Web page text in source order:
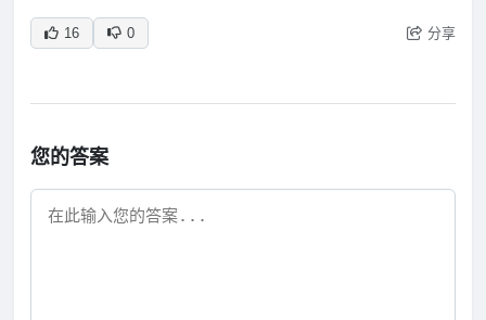
16 0 分享
您的答案